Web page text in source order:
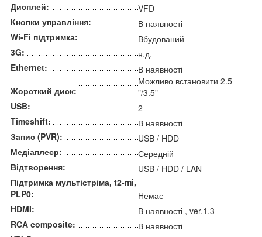
Дисплей:
VFD
Кнопки управління:
В наявності
Wi-Fi підтримка:
Вбудований
3G:
н.д.
Ethernet:
В наявності
Жорсткий диск:
Можливо встановити 2.5
"/3.5"
USB:
2
Timeshift:
В наявності
Запис (PVR):
USB / HDD
Медіаплеєр:
Середній
Відтворення:
USB / HDD / LAN
Підтримка мультістріма, t2-mi,
PLP0:
Немає
HDMI:
В наявності , ver.1.3
RCA composite:
В наявності